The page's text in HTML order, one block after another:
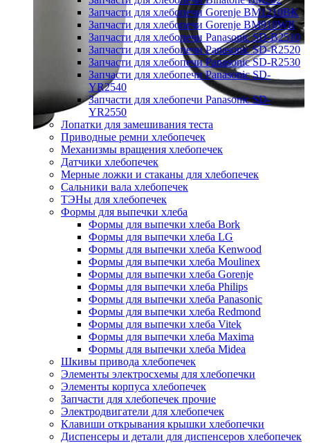
Запчасти для хлебопечи Gorenje BM1210BK
Запчасти для хлебопечи Gorenje BM910WII
Запчасти для хлебопечи Panasonic SD-B2510
Запчасти для хлебопечи Panasonic SD-R2520
Запчасти для хлебопечи Panasonic SD-R2530
Запчасти для хлебопечи Panasonic SD-
YR2540
Запчасти для хлебопечи Panasonic SD-
YR2550
Лопатки для замешивания теста
Приводные ремни хлебопечек
Механизмы вращения хлебопечек
Датчики хлебопечек
Мерные ложки и стаканы для хлебопечек
Сальники вала хлебопечек
ТЭНы для хлебопечек
Формы для выпечки хлеба
Формы для выпечки хлеба Bork
Формы для выпечки хлеба LG
Формы для выпечки хлеба Kenwood
Формы для выпечки хлеба Moulinex
Формы для выпечки хлеба Gorenje
Формы для выпечки хлеба Philips
Формы для выпечки хлеба Panasonic
Формы для выпечки хлеба Redmond
Формы для выпечки хлеба Vitek
Формы для выпечки хлеба Maxima
Формы для выпечки хлеба Midea
Шкивы привода хлебопечек
Элементы электросхемы для хлебопечки
Элементы корпуса хлебопечек
Запчасти для хлебопечек прочие
Электродвигатели для хлебопечек
Клавиши открывания крышки хлебопечки
Диспенсеры и детали для диспенсеров хлебопечек